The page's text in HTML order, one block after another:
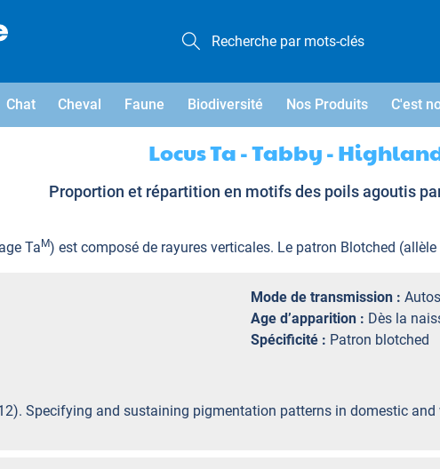
Chat Cheval Faune Biodiversité Nos Produits C'est
Locus Ta - Tabby -
Proportion et répartition en motifs des poils agoutis
Ta M) est composé de rayures verticales. Le patron Blotched (allèle
Mode de transmission :
Age d’apparition : Dès la
Spécificité : Patron blotched
Specifying and sustaining pigmentation patterns in domestic and